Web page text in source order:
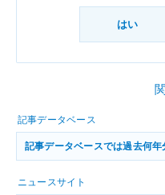
はい
記事データベース
記事データベースでは過去何年
ニュースサイト